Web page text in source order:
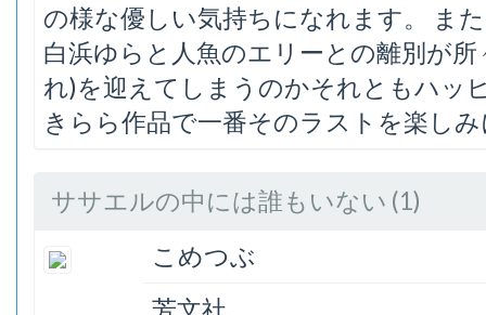
の様な優しい気持ちになれます。 ま
白浜ゆらと人魚のエリーとの離別が
れ)を迎えてしまうのかそれともハッ
きらら作品で一番そのラストを楽し
ササエルの中には誰もいない (1)
こめつぶ